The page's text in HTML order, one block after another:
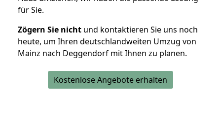
für Sie.
Zögern Sie nicht und kontaktieren Sie uns noch
heute, um Ihren deutschlandweiten Umzug von
Mainz nach Deggendorf mit Ihnen zu planen.
Kostenlose Angebote erhalten